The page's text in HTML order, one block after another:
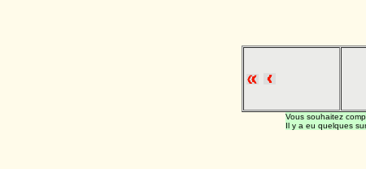
Vous souhaitez
Il y a eu quelques